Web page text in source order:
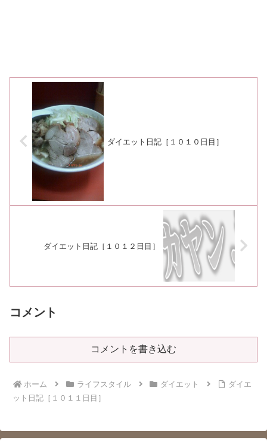
ダイエット日記［１０１０日目］
ダイエット日記［１０１２日目］
コメント
コメントを書き込む
ホーム ライフスタイル ダイエット
ダイエ
ット日記［１０１１日目］